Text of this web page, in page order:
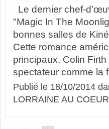
Le dernier chef-
"Magic In The
bonnes salles de
Cette romance
principaux, Colin
spectateur comme la
Publié le 18/10/2014
LORRAINE AU